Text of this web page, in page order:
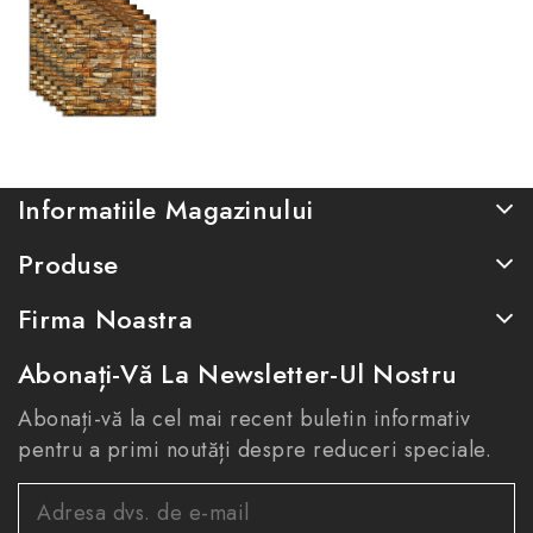
Informatiile Magazinului
Produse
Firma Noastra
Abonați-Vă La Newsletter-Ul Nostru
Abonați-vă la cel mai recent buletin informativ
pentru a primi noutăți despre reduceri speciale.